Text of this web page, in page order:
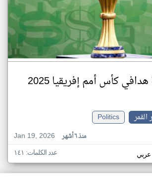
كأس أمم إفريقيا 2025
القمر
Politics
Jan 19, 2026
منذ ٦ أشهر
عربي عدد الكلمات: ١٤١